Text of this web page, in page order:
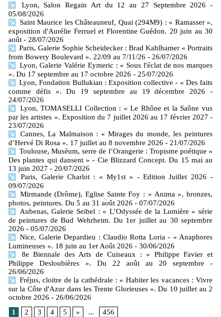
Lyon, Salon Regain Art du 12 au 27 Septembre 2026
-
05/08/2026
Saint Maurice les Châteauneuf, Quai (294M9) : « Ramasser »,
exposition d'Aurélie Ferruel et Florentine Guédon. 20 juin au 30
août - 28/07/2026
Paris, Galerie Sophie Scheidecker : Brad Kahlhamer « Portraits
from Bowery Boulevard ». 22/09 au 7/11/26 - 26/07/2026
Lyon, Galerie Valérie Eymeric : « Sous l'éclat de nos marques
». Du 17 septembre au 17 octobre 2026 - 25/07/2026
Lyon, Fondation Bullukian : Exposition collective - « Des faits
comme défis ». Du 19 septembre au 19 décembre 2026
-
24/07/2026
Lyon, TOMASELLI Collection : « Le Rhône et la Saône vus
par les artistes ». Exposition du 7 juillet 2026 au 17 février 2027 -
23/07/2026
Cannes, La Malmaison : « Mirages du monde, les peintures
d’Hervé Di Rosa ». 17 juillet au 8 novembre 2026 - 21/07/2026
Toulouse, Muséum, serre de l’Orangerie : Tropisme poétique «
Des plantes qui dansent » - Cie Blizzard Concept. Du 15 mai au
13 juin 2027 - 20/07/2026
Paris, Galerie Charlot : « My1st » - Edition Juillet 2026 -
09/07/2026
Mirmande (Drôme), Eglise Sainte Foy : « Anima », bronzes,
photos, peintures. Du 5 au 31 août 2026 - 07/07/2026
Aubenas, Galerie Seibel : « L’Odyssée de la Lumière » série
de peintures de Bud Wehrheim. Du 1er juillet au 30 septembre
2026 - 05/07/2026
Nice, Galerie Depardieu : Claudio Rotta Loria - « Anaphores
Lumineuses ». 18 juin au 1er Août 2026 - 30/06/2026
8e Biennale des Arts de Cuiseaux : « Philippe Favier et
Philippe Desloubières ». Du 22 août au 20 septembre
-
26/06/2026
Fréjus, cloitre de la cathédrale : « Habiter les vacances : Vivre
sur la Côte d'Azur dans les Trente Glorieuses ». Du 10 juillet au 2
octobre 2026 - 26/06/2026
1
2 3 4 5 » ... 456